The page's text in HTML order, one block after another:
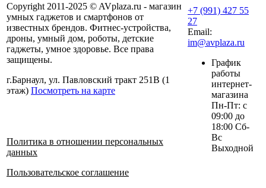
Copyright 2011-2025 © AVplaza.ru - магазин
умных гаджетов и смартфонов от
известных брендов. Фитнес-устройства,
дроны, умный дом, роботы, детские
гаджеты, умное здоровье. Все права
защищены.
г.Барнаул, ул. Павловский тракт 251В (1
этаж) Посмотреть на карте
Политика в отношении персональных
данных
Пользовательское соглашение
+7 (991) 427 55
27
Email:
im@avplaza.ru
График
работы
интернет-
магазина
Пн-Пт: с
09:00 до
18:00 Сб-
Вс
Выходной